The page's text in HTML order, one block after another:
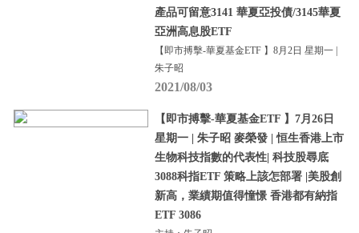
產品可留意3141 華夏亞投債/3145華夏
亞洲高息股ETF
【即市搏擊-華夏基金ETF 】8月2日 星期一 |
朱子昭
2021/08/03
【即市搏擊-華夏基金ETF 】7月26日
星期一 | 朱子昭 麥榮發 | 恒生香港上市
生物科技指數的代表性| 科技股尋底
3088科指ETF 策略上該怎部署 |美股創
新高，業績期值得憧憬 香港都有納指
ETF 3086